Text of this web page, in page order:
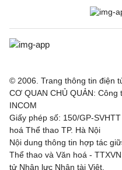
© 2006. Trang thông tin điện
CƠ QUAN CHỦ QUẢN:
INCOM
Giấy phép số: 150/GP-
hoá Thể thao TP. Hà Nội
Nội dung thông tin hợp tác
Thể thao và Văn hoá -
tử Nhân lực Nhân tài Việt.